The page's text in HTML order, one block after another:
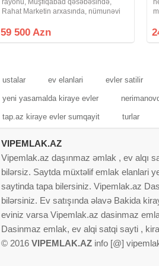
rayonu, Müşfiqabad qəsəbəsində,
Rahat Marketin arxasında, nümunəvi
9 mərtəbəli binanın 9-cu mərtəbəsində
59 500 Azn
ustalar ev elanlari evler satilir
yeni yasamalda kiraye evler
tap.az kiraye evler sumqayit turlar
VIPEMLAK.AZ
Vipemlak.az daşınmaz əmlak , ev alqı
bilərsiz. Saytda müxtəlif emlak elanlari
saytinda tapa bilersiniz. Vipemlak.az
bilərsiniz. Ev satışında əlavə Bakida
eviniz varsa Vipemlak.az dasinmaz
Dasinmaz emlak, ev alqi satqi sayti ,
© 2016 VIPEMLAK.AZ info [@]